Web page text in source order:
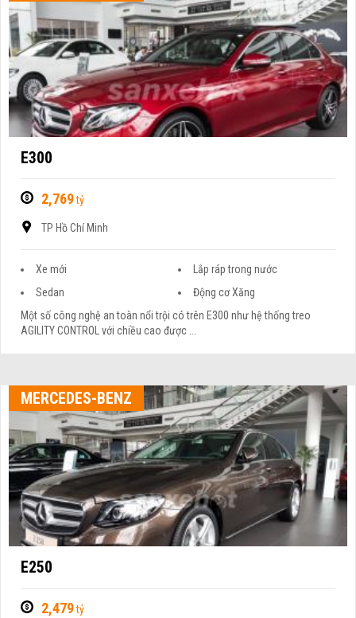
E300
2,769tỷ
TP Hồ Chí Minh
Xe mới
Lắp ráp trong nước
Sedan
Động cơ Xăng
Một số công nghệ an toàn nổi trội có trên E300 như hệ thống treo
AGILITY CONTROL với chiều cao được ...
MERCEDES-BENZ
E250
2,479tỷ